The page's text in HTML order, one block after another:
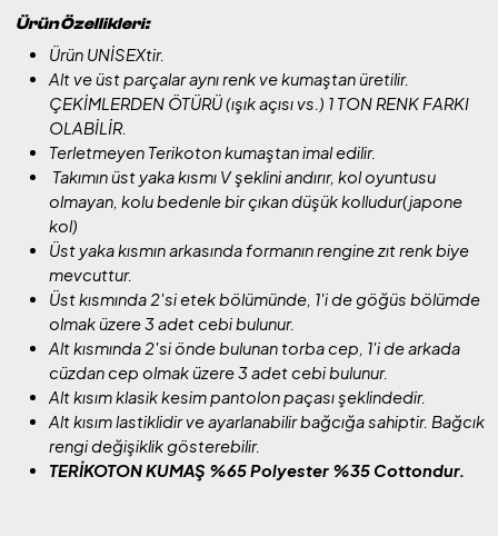
Ürün Özellikleri:
Ürün UNİSEXtir.
Alt ve üst parçalar aynı renk ve kumaştan üretilir.
ÇEKİMLERDEN ÖTÜRÜ (ışık açısı vs.) 1 TON RENK FARKI
OLABİLİR.
Terletmeyen Terikoton kumaştan imal edilir.
Takımın üst yaka kısmı V şeklini andırır, kol oyuntusu
olmayan, kolu bedenle bir çıkan düşük kolludur(japone
kol)
Üst yaka kısmın arkasında formanın rengine zıt renk biye
mevcuttur.
Üst kısmında 2'si etek bölümünde, 1'i de göğüs bölümde
olmak üzere 3 adet cebi bulunur.
Alt kısmında 2'si önde bulunan torba cep, 1'i de arkada
cüzdan cep olmak üzere 3 adet cebi bulunur.
Alt kısım klasik kesim pantolon paçası şeklindedir.
Alt kısım lastiklidir ve ayarlanabilir bağcığa sahiptir. Bağcık
rengi değişiklik gösterebilir.
TERİKOTON KUMAŞ %65 Polyester %35 Cottondur.